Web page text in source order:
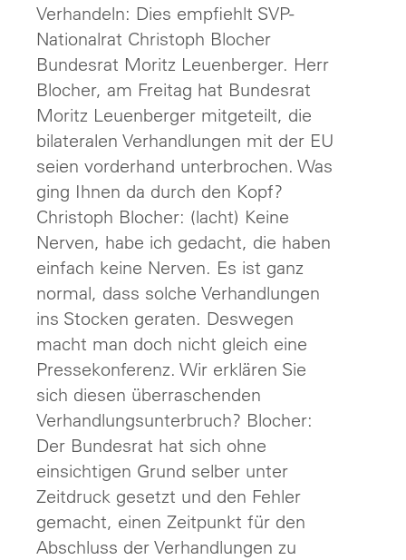
Verhandeln: Dies empfiehlt SVP-
Nationalrat Christoph Blocher
Bundesrat Moritz Leuenberger. Herr
Blocher, am Freitag hat Bundesrat
Moritz Leuenberger mitgeteilt, die
bilateralen Verhandlungen mit der EU
seien vorderhand unterbrochen. Was
ging Ihnen da durch den Kopf?
Christoph Blocher: (lacht) Keine
Nerven, habe ich gedacht, die haben
einfach keine Nerven. Es ist ganz
normal, dass solche Verhandlungen
ins Stocken geraten. Deswegen
macht man doch nicht gleich eine
Pressekonferenz. Wir erklären Sie
sich diesen überraschenden
Verhandlungsunterbruch? Blocher:
Der Bundesrat hat sich ohne
einsichtigen Grund selber unter
Zeitdruck gesetzt und den Fehler
gemacht, einen Zeitpunkt für den
Abschluss der Verhandlungen zu